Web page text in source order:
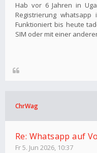
Hab vor 6 Jahren in
Registrierung
Funktioniert bis heute
SIM oder mit einer
ChrWag
Re: Whatsapp auf
Fr 5. Jun 2026, 10:37